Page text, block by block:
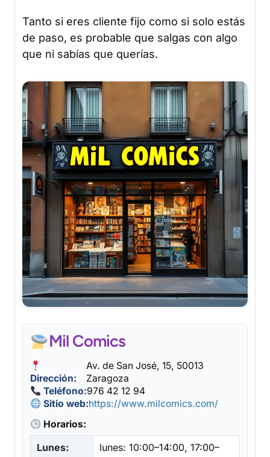
Tanto si eres cliente fijo como si solo estás
de paso, es probable que salgas con algo
que ni sabías que querías.
Mil Comics
Dirección:
Av. de San José, 15, 50013
Zaragoza
Teléfono:976 42 12 94
Sitio web:https://www.milcomics.com/
Horarios:
Lunes:
lunes: 10:00–14:00, 17:00–